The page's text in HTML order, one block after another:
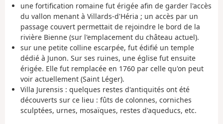
une fortification romaine fut érigée afin de garder l'accès
du vallon menant à Villards-d'Héria ; un accès par un
passage couvert permettait de rejoindre le bord de la
rivière Bienne (sur l'emplacement du château actuel).
sur une petite colline escarpée, fut édifié un temple
dédié à Junon. Sur ses ruines, une église fut ensuite
érigée. Elle fut remplacée en 1760 par celle qu'on peut
voir actuellement (Saint Léger).
Villa Jurensis : quelques restes d'antiquités ont été
découverts sur ce lieu : fûts de colonnes, corniches
sculptées, urnes, mosaïques, restes d'aqueducs, etc.